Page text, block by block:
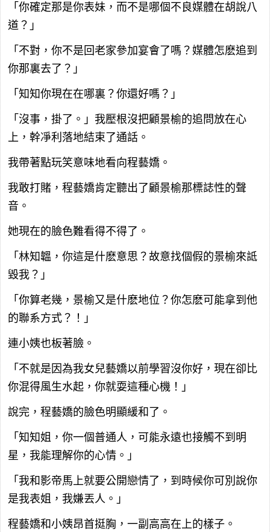
「你確定那是你表妹，而不是哪個不良媒體在胡說八
道？」
「不對，你不是回老家參加宴會了嗎？媒體怎麽追到
你那裏去了？」
「知知你現在在哪裏？你還好嗎？」
「沒事，掛了。」我壓根沒把顧景榆的追問放在心
上，幹凈利落地結束了通話。
我帶著點玩笑意味地看向程藝嬌。
我敢打賭，程藝嬌肯定聽出了顧景榆那標誌性的聲
音。
她現在的臉色難看得不得了。
「林知韞，你這是什麽意思？故意找個假的景榆來詆
毀我？」
「你算老幾，景榆又是什麽地位？你怎麽可能拿到他
的聯系方式？！」
連小姨也板著臉。
「不就是因為我女兒藝嬌以前學習沒你好，現在卻比
你混得風生水起，你就耍這種心機！」
說完，程藝嬌的臉色明顯緩和了。
「知知姐，你一個普通人，可能永遠也接觸不到明
星，我能理解你的心情。」
「我和影帝馬上就要公開戀情了，到時候你可別說你
是我表姐，我嫌丟人。」
程藝嬌和小姨昂首挺胸，一副高高在上的樣子。